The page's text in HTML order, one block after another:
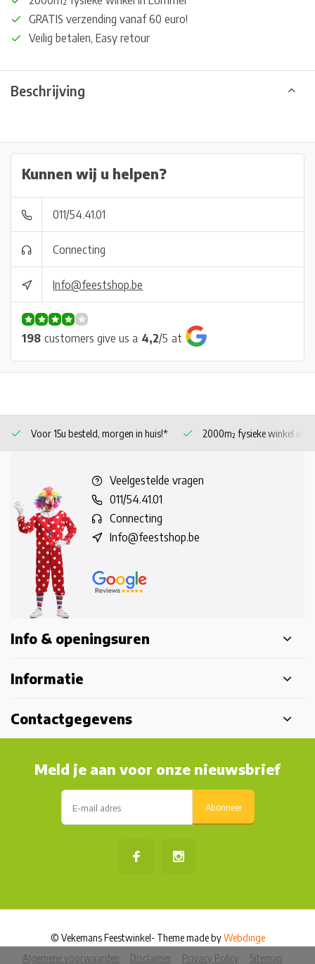
GRATIS verzending vanaf 60 euro!
Veilig betalen, Easy retour
Beschrijving
Kunnen wij u helpen?
011/54.41.01
Connecting
Info@feestshop.be
198 customers give us a 4,2/5 at
Voor 15u besteld, morgen in huis!* 2000m² fysieke winkel in
Veelgestelde vragen
011/54.41.01
Connecting
Info@feestshop.be
Info & openingsuren
Informatie
Contactgegevens
Meld je aan voor onze nieuwsbrief
Abonneer
Algemene voorwaarden Disclaimer Privacy Policy Sitemap
© Vekemans Feestwinkel- Theme made byWebdinge